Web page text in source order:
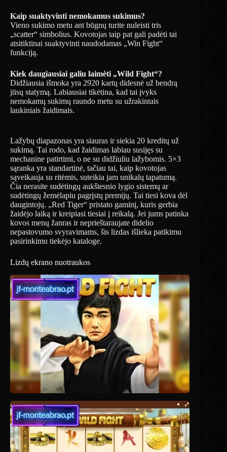
Kaip suaktyvinti nemokamus sukimus?
Vieno sukimo metu ant būgnų turite nuleisti tris
„scatter“ simbolius. Kovotojas taip pat gali padėti tai
atsitiktinai suaktyvinti naudodamas „Win Fight“
funkciją.
Kiek daugiausiai galiu laimėti „Wild Fight“?
Didžiausia išmoka yra 2920 kartų didesnė už bendrą
jūsų statymą. Labiausiai tikėtina, kad tai įvyks
nemokamų sukimų raundo metu su užrakintais
laukiniais žaidimais.
Lažybų diapazonas yra siauras ir siekia 20 kreditų už
sukimą. Tai rodo, kad žaidimas labiau susijęs su
mechanine patirtimi, o ne su didžiuliu lažybomis. 5×3
sąranka yra standartinė, tačiau tai, kaip kovotojas
sąveikauja su ritėmis, suteikia jam unikalų tapatumą.
Čia nerasite sudėtingų aukštesnio lygio sistemų ar
sudėtingų žemėlapiu pagrįstų premijų. Tai tiesi kova dėl
daugintojų. „Red Tiger“ pristato gaminį, kuris gerbia
žaidėjo laiką ir kreipiasi tiesiai į reikalą. Jei jums patinka
kovos menų žanras ir neprieštaraujate didelio
nepastovumo svyravimams, šis lizdas išlieka patikimu
pasirinkimu tiekėjo kataloge.
Lizdų ekrano nuotraukos